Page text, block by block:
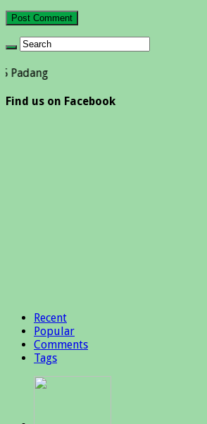
Find us on Facebook
Recent
Popular
Comments
Tags